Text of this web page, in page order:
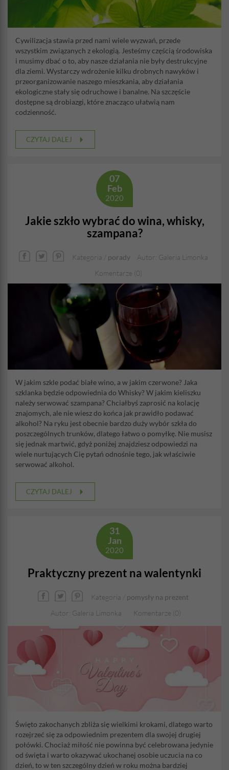
Cywilizacja stawia przed nami wiele wyzwań, przede
wszystkim związanych z ekologią. Jesteśmy częścią środowiska
i musimy dbać o to, aby nasze działania nie były destrukcyjne
dla ziemi. Wystarczy wdrożenie kilku drobnych nawyków i
przeorganizowanie naszego mieszkania, aby działania
ekologiczne stały się odruchowe i banalne. Na szczęście
dostępne są drobiazgi, które znacząco ułatwią nam
codzienność.
CZYTAJ DALEJ
07
Feb
2020
Jakie szkło wybrać do wina, whisky,
szampana?
Kategoria / porady
Autor: Galeria Limonka
Komentarze (0)
W jakim szkle podać białe wino, a w jakim czerwone? Jaka
szklanka będzie odpowiednia do Whisky? W jakim kieliszku
należy serwować szampana? Chciałbyś zaprosić na kolację
znajomych, ale nie wiesz do końca jak prawidło podawać
alkohol? Na ryku jest obecnie bardzo duży wybór szkła do
poszczególnych trunków, dlatego łatwo o pomyłkę. Nie musisz
się jednak martwić, gdyż poniżej znajdziesz odpowiedzi na
wiele nurtujących Cię pytań odnośnie tego, jak właściwie
serwować alkohol.
CZYTAJ DALEJ
31
Jan
2020
Praktyczny prezent na walentynki
Kategoria / pomysły na prezent
Autor: Galeria Limonka
Komentarze (0)
Święto zakochanych zbliża się wielkimi krokami, dlatego warto
rozejrzeć się za odpowiednim prezentem dla swojej drugiej
połówki. Chociaż miłość nie powinna być celebrowana jedynie
od święta i warto okazywać ukochanej osobie uczucia na co
dzień, to w ten szczególny dzień w roku można bardziej